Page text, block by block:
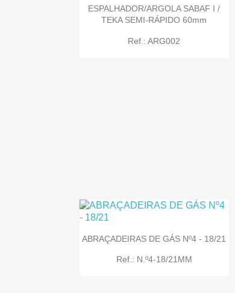
ESPALHADOR/ARGOLA SABAF I /
TEKA SEMI-RÁPIDO 60mm
Ref.: ARG002
ABRAÇADEIRAS DE GÁS Nº4 - 18/21
Ref.: N.º4-18/21MM